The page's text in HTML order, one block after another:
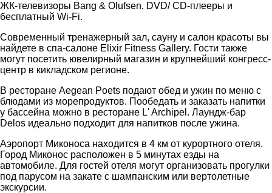
ЖК-телевизоры Bang & Olufsen, DVD/ CD-плееры и
бесплатный Wi-Fi.
Современный тренажерный зал, сауну и салон красоты вы
найдете в спа-салоне Elixir Fitness Gallery. Гости также
могут посетить ювелирный магазин и крупнейший конгресс-
центр в кикладском регионе.
В ресторане Aegean Poets подают обед и ужин по меню с
блюдами из морепродуктов. Пообедать и заказать напитки
у бассейна можно в ресторане L' Archipel. Лаундж-бар
Delos идеально подходит для напитков после ужина.
Аэропорт Миконоса находится в 4 км от курортного отеля.
Город Миконос расположен в 5 минутах езды на
автомобиле. Для гостей отеля могут организовать прогулки
под парусом на закате с шампанским или вертолетные
экскурсии.